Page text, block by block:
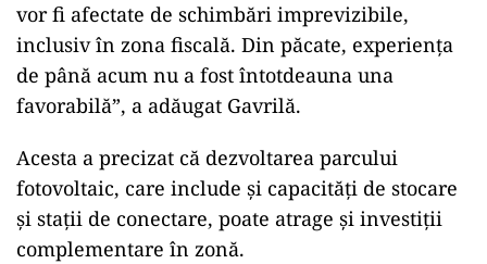
vor fi afectate de schimbări imprevizibile,
inclusiv în zona fiscală. Din păcate, experiența
de până acum nu a fost întotdeauna una
favorabilă”, a adăugat Gavrilă.
Acesta a precizat că dezvoltarea parcului
fotovoltaic, care include și capacități de stocare
și stații de conectare, poate atrage și investiții
complementare în zonă.